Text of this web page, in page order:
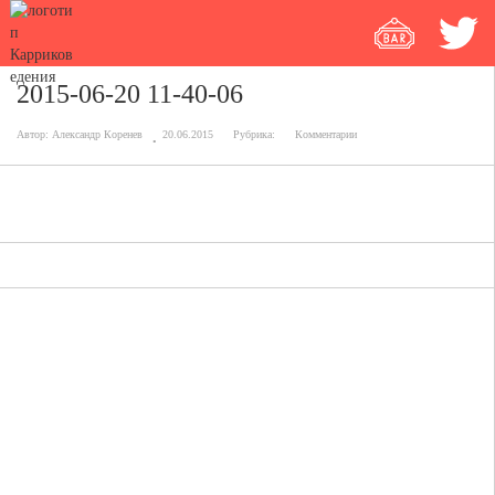
2015-06-20 11-40-06
Автор: Александр Коренев 20.06.2015 Рубрика: Комментарии